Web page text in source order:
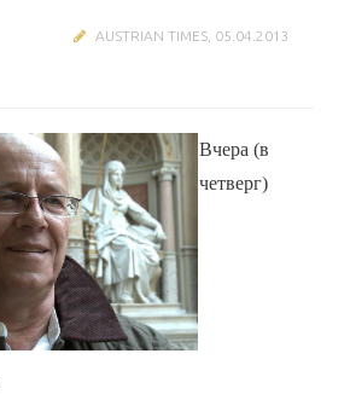
AUSTRIAN TIMES, 05.04.2013
Вчера (в
четверг)